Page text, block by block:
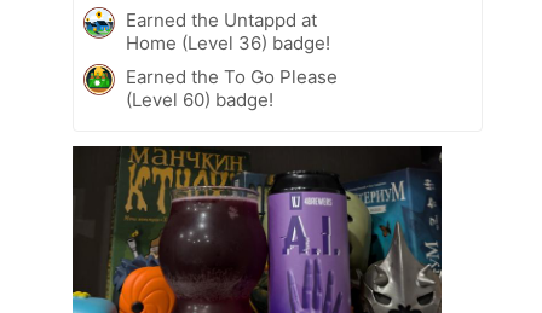
Earned the Untappd at
Home (Level 36) badge!
Earned the To Go Please
(Level 60) badge!